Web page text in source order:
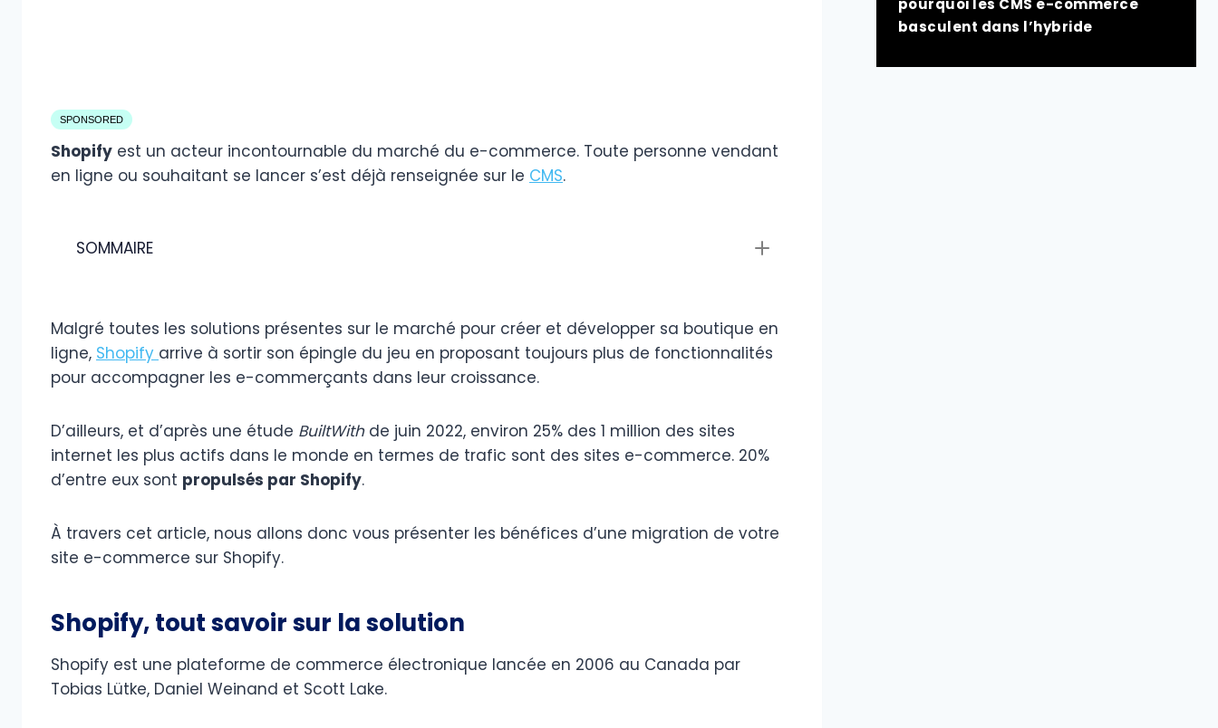
SPONSORED
Shopify est un acteur incontournable du marché du e-commerce. Toute personne vendant
en ligne ou souhaitant se lancer s’est déjà renseignée sur le CMS.
SOMMAIRE
Malgré toutes les solutions présentes sur le marché pour créer et développer sa boutique en
ligne, Shopify arrive à sortir son épingle du jeu en proposant toujours plus de fonctionnalités
pour accompagner les e-commerçants dans leur croissance.
D’ailleurs, et d’après une étude BuiltWithde juin 2022, environ 25% des 1 million des sites
internet les plus actifs dans le monde en termes de trafic sont des sites e-commerce. 20%
d’entre eux sont propulsés par Shopify.
À travers cet article, nous allons donc vous présenter les bénéfices d’une migration de votre
site e-commerce sur Shopify.
Shopify, tout savoir sur la solution
Shopify est une plateforme de commerce électronique lancée en 2006 au Canada par
Tobias Lütke, Daniel Weinand et Scott Lake.
pourquoi les CMS e-commerce
basculent dans l’hybride